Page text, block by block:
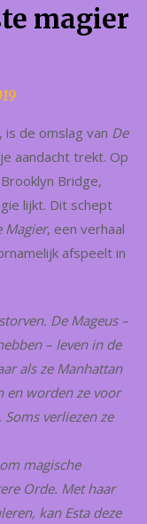
magier
de omslag van De
aandacht trekt. Op
Bridge,
lijkt. Dit schept
Magier, een verhaal
afspeelt in
De Mageus –
– leven in de
als ze Manhattan
en worden ze voor
verliezen ze
magische
Orde. Met haar
kan Esta deze